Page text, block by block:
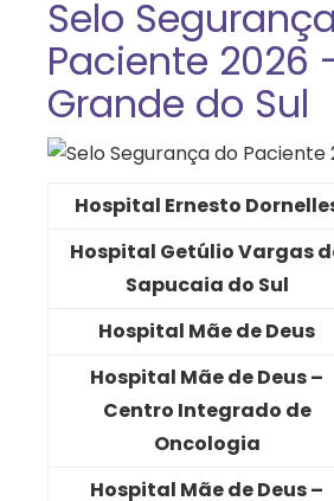
Selo
Paciente 2026
Grande do Sul
Hospital Ernesto
Hospital Getúlio Vargas
Sapucaia do Sul
Hospital Mãe de Deus
Hospital Mãe de Deus –
Centro Integrado de
Oncologia
Hospital Mãe de Deus –